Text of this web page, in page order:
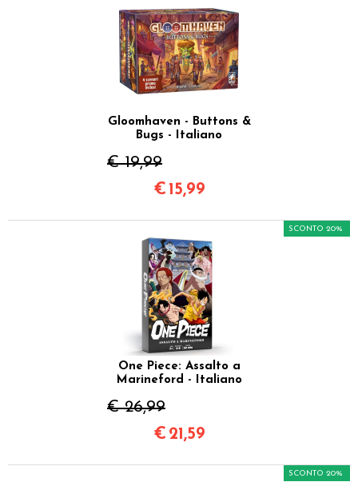
Gloomhaven - Buttons &
Bugs - Italiano
€ 19,99
€ 15,99
One Piece: Assalto a
Marineford - Italiano
€ 26,99
SCONTO 20%
€ 21,59
SCONTO 20%